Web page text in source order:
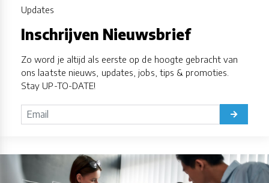
Updates
Inschrijven Nieuwsbrief
Zo word je altijd als eerste op de hoogte gebracht van
ons laatste nieuws, updates, jobs, tips & promoties.
Stay UP-TO-DATE!